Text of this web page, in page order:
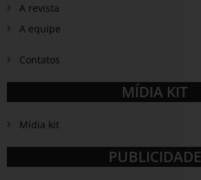
A revista
A equipe
Contatos
MÍDIA KIT
Mídia kit
PUBLICIDADE